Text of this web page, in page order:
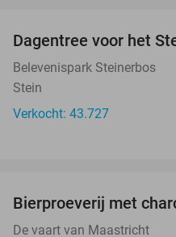
Dagentree voor het
Belevenispark Steinerbos
Stein
Verkocht: 43.727
Bierproeverij met
De vaart van Maastricht